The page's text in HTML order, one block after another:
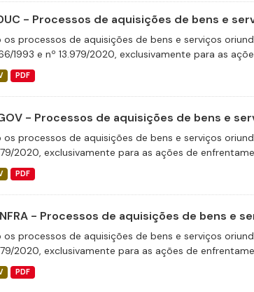
- Processos de aquisições de bens e
os processos de aquisições de bens e serviços
1993 e nº 13.979/2020, exclusivamente para as
PDF
- Processos de aquisições de bens e
os processos de aquisições de bens e serviços
2020, exclusivamente para as ações de
PDF
- Processos de aquisições de bens e
os processos de aquisições de bens e serviços
2020, exclusivamente para as ações de
PDF